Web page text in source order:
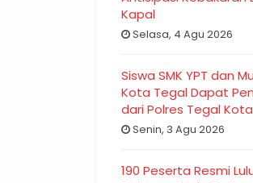
Kapal
Selasa, 4 Agu 2026
Siswa SMK YPT dan
Kota Tegal Dapat
dari Polres Tegal Kota
Senin, 3 Agu 2026
190 Peserta Resmi